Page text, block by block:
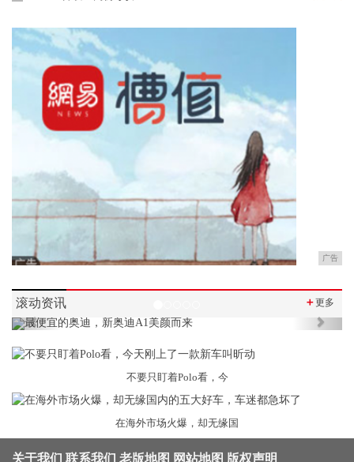
广告
滚动资讯 ＋更多
Previous Next
不要只盯着Polo看，今
在海外市场火爆，却无缘国
关于我们 联系我们 老版地图 网站地图 版权声明